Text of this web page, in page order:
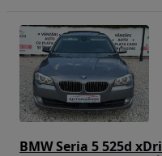
BMW Seria 5 525d